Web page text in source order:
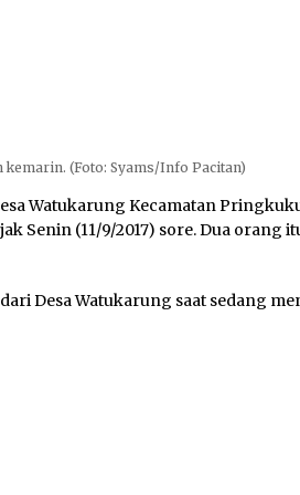
kemarin. (Foto: Syams/Info Pacitan)
Watukarung Kecamatan
Senin (11/9/2017) sore. Dua orang
Desa Watukarung saat sedang